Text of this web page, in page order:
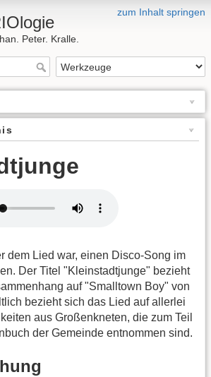
zum Inhalt springen
Peter. Kralle.
dem Lied war, einen Disco-Song im
Der Titel "Kleinstadtjunge" bezieht
auf "Smalltown Boy" von
bezieht sich das Lied auf allerlei
aus Großenkneten, die zum Teil
der Gemeinde entnommen sind.